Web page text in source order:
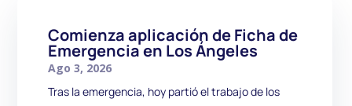
Comienza aplicación de Ficha de
Emergencia en Los Ángeles
Ago 3, 2026
Tras la emergencia, hoy partió el trabajo de los